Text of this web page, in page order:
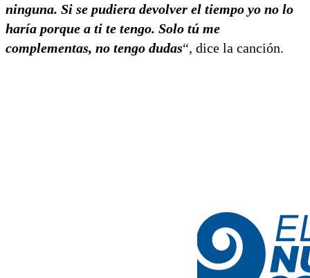
ninguna. Si se pudiera devolver el tiempo yo no lo
haría porque a ti te tengo. Solo tú me
complementas, no tengo dudas“, dice la canción.